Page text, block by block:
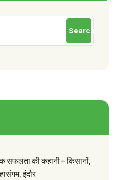
Search
सफलता की कहानी – किसानों,
इंदौर